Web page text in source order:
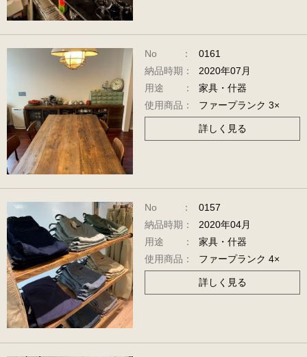
No ：
0161
納品時期：
2020年07月
用途 ：
家具・什器
使用商品：
ファープランク 3×
詳しく見る
No ：
0157
納品時期：
2020年04月
用途 ：
家具・什器
使用商品：
ファープランク 4×
詳しく見る